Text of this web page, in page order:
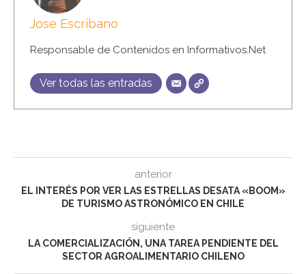
Jose Escribano
Responsable de Contenidos en Informativos.Net
Ver todas las entradas
anterior
EL INTERÉS POR VER LAS ESTRELLAS DESATA «BOOM»
DE TURISMO ASTRONÓMICO EN CHILE
siguiente
LA COMERCIALIZACIÓN, UNA TAREA PENDIENTE DEL
SECTOR AGROALIMENTARIO CHILENO